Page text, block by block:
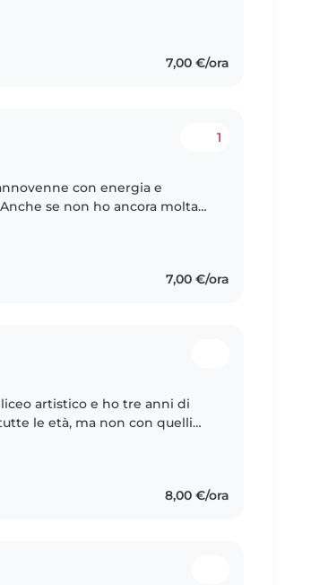
7,00 €/ora
1
con energia e
se non ho ancora molta
7,00 €/ora
artistico e ho tre anni di
le età, ma non con quelli
8,00 €/ora